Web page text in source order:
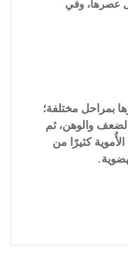
عصرها، وفي
بمراحل مختلفة؛
والوهن، ثم
كثيرًا من